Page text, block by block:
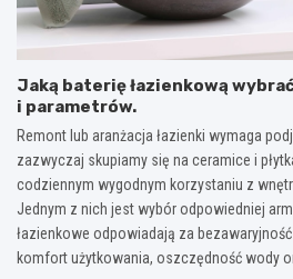
Jaką baterię łazienkową
i parametrów.
Remont lub aranżacja łazienki wymaga
zazwyczaj skupiamy się na ceramice i
codziennym wygodnym korzystaniu z
Jednym z nich jest wybór odpowiedniej
łazienkowe odpowiadają za
komfort użytkowania, oszczędność wody